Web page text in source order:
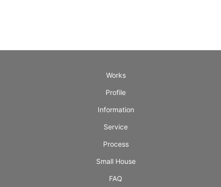
Works
Profile
Information
Service
Process
Small House
FAQ